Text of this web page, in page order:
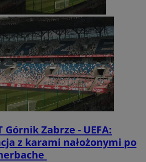
Górnik Zabrze - UEFA:
z karami nałożonymi po